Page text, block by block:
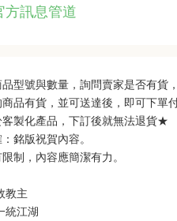
方訊息管道
型號與數量，詢問賣家是否有貨
品有貨，並可送達後，即可下單付
製化產品，下訂後就無法退貨★
銘版祝賀內容。
制，內容應簡潔有力。
教主
統江湖